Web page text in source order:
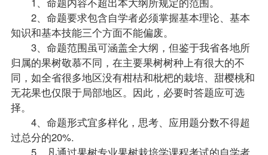
2、命题要求包含自学者必须掌握基本理论、基本
知识和基本技能三个方面不能偏废。
3、命题范围虽可涵盖全大纲，但鉴于我省各地所
归属的果树敬慕不同，在主要果树树种上有很大的不
同，如全省很多地区没有柑桔和枇杷的栽培、甜樱桃和
无花果也仅限于局部地区。因此，必要时答题应可选
择。
4、命题形式宜多样化，思考、应用题分数不得超
过总分的20%.
5、凡通过果树专业果树栽培学课程考试的自学者